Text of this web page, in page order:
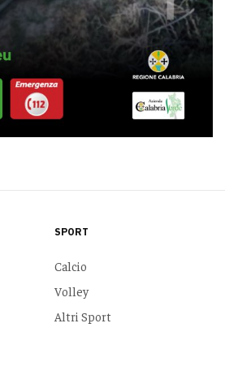
SPORT
Calcio
Volley
Altri Sport